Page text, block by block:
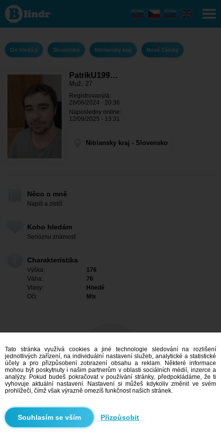
PatrikU1998
- On hledá
ji Nitriansky
kraj - Nové
On hledá ji Slovensko Nitriansky kraj Nové Zámky
PatrikU199…
Muž, 27
Registrovaný/á:
28/06/2024 - 20:36
Naposledny online:
12/09/2025 - 13:31
Nitriansky kraj - Slovensko
Něco o mně
Napíš a zistíš
Koho hledám
Serióznu známosť
Charakteristika
Výška:
176
Váha:
76
Vlasy:
Hnedé
Oči:
Mix
Mám zájem
Vyhledávání
Tato stránka využívá cookies a jiné technologie sledování na rozlišení
jednotlivých zařízení, na individuální nastavení služeb, analytické a statistické
účely a pro přizpůsobení zobrazení obsahu a reklam. Některé informace
mohou být poskytnuty i našim partnerům v oblasti sociálních médií, inzerce a
analýzy. Pokud budeš pokračovat v používání stránky, předpokládáme, že ti
vyhovuje aktuální nastavení. Nastavení si můžeš kdykoliv změnit ve svém
prohlížeči, čímž však výrazně omezíš funkčnost našich stránek.
Přizpůsobit